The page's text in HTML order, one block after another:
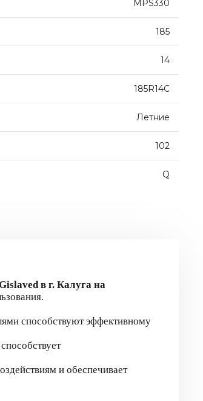
MPS330
185
14
185R14C
Летние
102
Q
в г. Калуга на
способствуют эффективному
и обеспечивает